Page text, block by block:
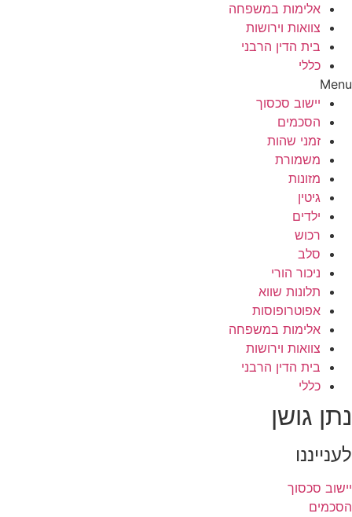
אלימות במשפחה
צוואות וירושות
בית הדין הרבני
כללי
Menu
יישוב סכסוך
הסכמים
זמני שהות
משמורת
מזונות
גיטין
ילדים
רכוש
סלב
ניכור הורי
תלונות שווא
אפוטרופוסות
אלימות במשפחה
צוואות וירושות
בית הדין הרבני
כללי
נתן גושן
לענייננו
יישוב סכסוך
הסכמים